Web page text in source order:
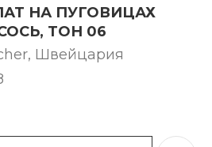
НА ПУГОВИЦАХ
ТОН 06
Швейцария